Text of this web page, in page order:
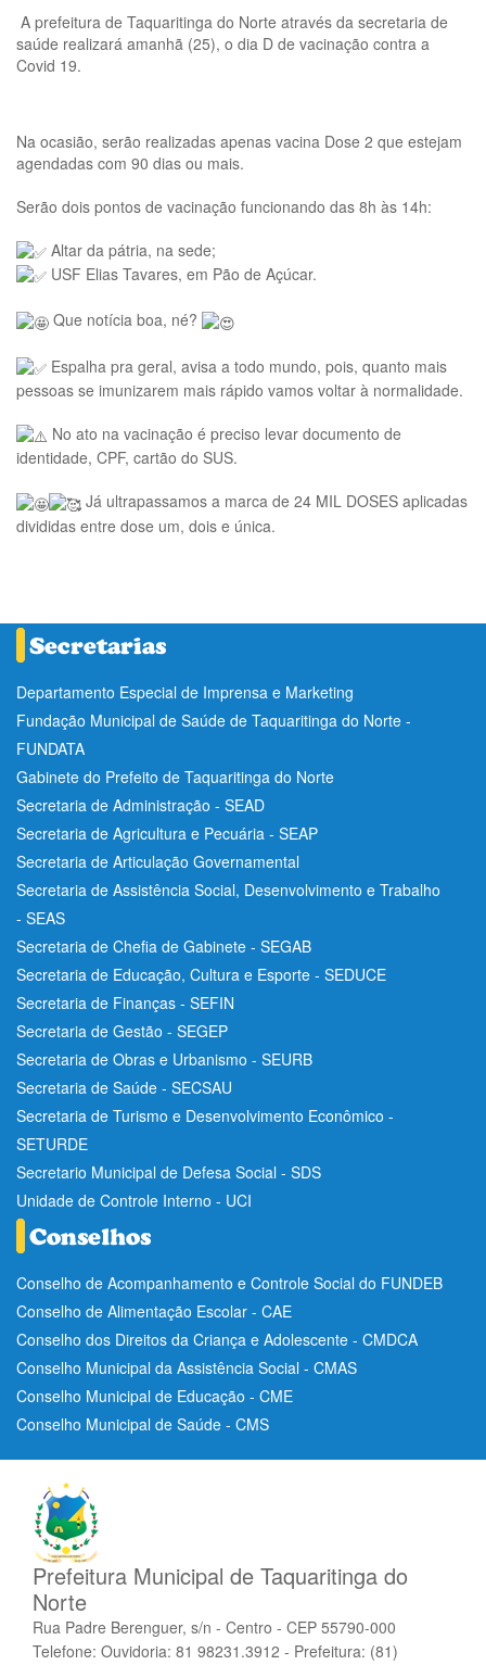
A prefeitura de Taquaritinga do Norte através da secretaria de
saúde realizará amanhã (25), o dia D de vacinação contra a
Covid 19.
Na ocasião, serão realizadas apenas vacina Dose 2 que estejam
agendadas com 90 dias ou mais.
Serão dois pontos de vacinação funcionando das 8h às 14h:
Altar da pátria, na sede;
USF Elias Tavares, em Pão de Açúcar.
Que notícia boa, né?
Espalha pra geral, avisa a todo mundo, pois, quanto mais
pessoas se imunizarem mais rápido vamos voltar à normalidade.
No ato na vacinação é preciso levar documento de
identidade, CPF, cartão do SUS.
Já ultrapassamos a marca de 24 MIL DOSES aplicadas
divididas entre dose um, dois e única.
Departamento Especial de Imprensa e Marketing
Fundação Municipal de Saúde de Taquaritinga do Norte -
FUNDATA
Gabinete do Prefeito de Taquaritinga do Norte
Secretaria de Administração - SEAD
Secretaria de Agricultura e Pecuária - SEAP
Secretaria de Articulação Governamental
Secretaria de Assistência Social, Desenvolvimento e Trabalho
- SEAS
Secretaria de Chefia de Gabinete - SEGAB
Secretaria de Educação, Cultura e Esporte - SEDUCE
Secretaria de Finanças - SEFIN
Secretaria de Gestão - SEGEP
Secretaria de Obras e Urbanismo - SEURB
Secretaria de Saúde - SECSAU
Secretaria de Turismo e Desenvolvimento Econômico -
SETURDE
Secretario Municipal de Defesa Social - SDS
Unidade de Controle Interno - UCI
Conselho de Acompanhamento e Controle Social do FUNDEB
Conselho de Alimentação Escolar - CAE
Conselho dos Direitos da Criança e Adolescente - CMDCA
Conselho Municipal da Assistência Social - CMAS
Conselho Municipal de Educação - CME
Conselho Municipal de Saúde - CMS
Prefeitura Municipal de Taquaritinga do
Norte
Rua Padre Berenguer, s/n - Centro - CEP 55790-000
Telefone: Ouvidoria: 81 98231.3912 - Prefeitura: (81)